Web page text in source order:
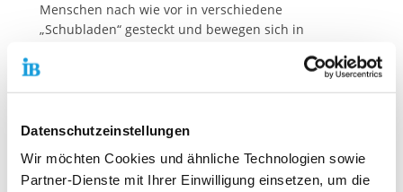
Datenschutzeinstellungen
Wir möchten Cookies und ähnliche Technologien sowie
Partner-Dienste mit Ihrer Einwilligung einsetzen, um die
Menschen nach wie vor in verschiedene
„Schubladen“ gesteckt und bewegen sich in
unnötige Belastung für die Zielgruppen sowie die
zuständigen Sozialsysteme dar. Bei einer
Chance, fachlich gute, bedarfsgerechte Hilfen
abzubauen. Der IB weiß ausseinen entsprechenden
Angeboten, dass von einem inklusiven Hilfesystem